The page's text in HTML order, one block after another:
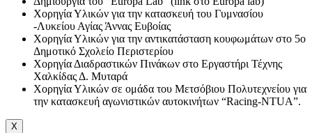
Χορηγία Υλικών για την κατασκευή του Γυμνασίου
-Λυκείου Αγίας Άννας Ευβοίας
Χορηγία Υλικών για την αντικατάσταση κουφωμάτων στο 5ο
Δημοτικό Σχολείο Περιστερίου
Χορηγία Διαδραστικών Πινάκων στο Εργαστήρι Τέχνης
Χαλκίδας Δ. Μυταρά
Χορηγία Υλικών σε ομάδα του Μετσόβιου Πολυτεχνείου για
την κατασκευή αγωνιστικών αυτοκινήτων “Racing-NTUA”.
X